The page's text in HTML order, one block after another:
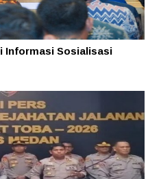
Informasi Sosialisasi